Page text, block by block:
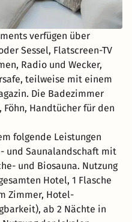
verfügen über
Sessel, Flatscreen-TV
Radio und Wecker,
teilweise mit einem
Die Badezimmer
Handtücher für den
folgende Leistungen
und Saunalandschaft mit
und Biosauna. Nutzung
Hotel, 1 Flasche
Zimmer, Hotel-
ab 2 Nächte in